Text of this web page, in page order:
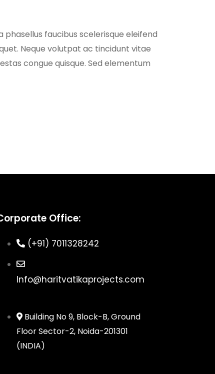
faucibus scelerisque eleifend
Neque volutpat ac tincidunt vitae
congue quisque. Sed elementum
ut eu sem. Nibh mauris […]
Office:
(+91) 7011328242
Info@haritvatikaprojects.com
Building No 9, Block-B, Ground
Floor Sector-2, Noida-201301
(INDIA)